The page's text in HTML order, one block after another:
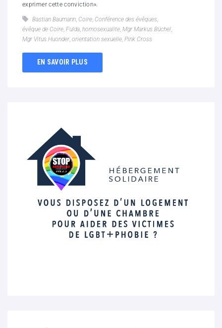
exprimer cette conviction».
Bastian Baumann Coire Conférence des évêques
évêque de Coire Fulda homosexualite Mgr Markus Büchel
Mgr Vitus Huonder orientation sexuelle Pink Cross
EN SAVOIR PLUS